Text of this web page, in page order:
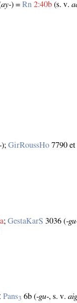
ay‑) =Rn 2:40b (s. v.
);GirRoussHo 7790 et
;GestaKarS 3036 (
Pans3 6b (‑gu‑, s. v.